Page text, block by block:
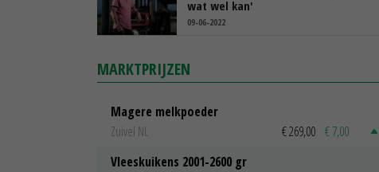
wat wel kan'
09-06-2022
MARKTPRIJZEN
Magere melkpoeder
Zuivel NL
€ 269,00 € 7,00
Vleeskuikens 2001-2600 gr